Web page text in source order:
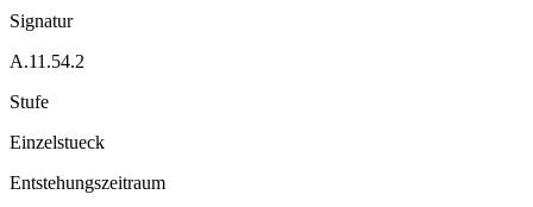
Signatur
A.11.54.2
Stufe
Einzelstueck
Entstehungszeitraum